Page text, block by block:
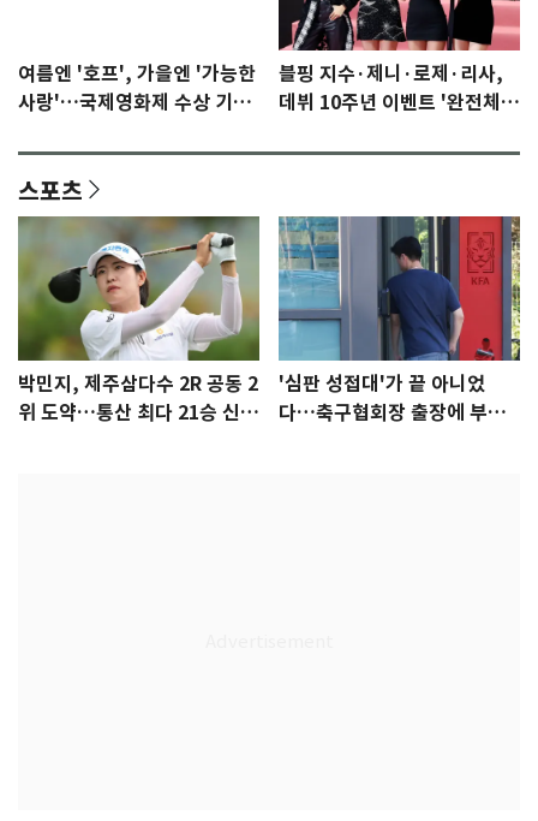
여름엔 '호프', 가을엔 '가능한
사랑'…국제영화제 수상 기대
블핑 지수·제니·로제·리사,
데뷔 10주년 이벤트 '완전체'
스포츠
박민지, 제주삼다수 2R 공동 2
위 도약…통산 최다 21승 신기
'심판 성접대'가 끝 아니었
다…축구협회장 출장에 부인